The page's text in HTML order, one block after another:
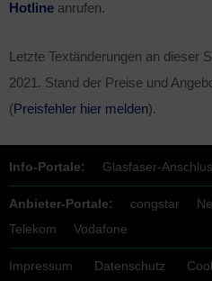
Hotline anrufen.
Letzte Textänderungen an dieser
2021 . Stand der Preise und
(Preisfehler hier melden).
Info-Portale: Glasfaser-
Anbieter-Portale: congstar
Telekom
Vodafone
Impressum Datenschutz